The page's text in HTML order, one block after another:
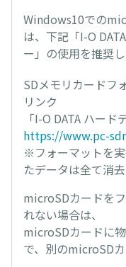
Windows10での
は、下記「I-O
ー」の使用を推奨し
SDメモリカード
リンク
「I-O DATA ハード
https://www.pc-
※フォーマットを
たデータは全て消去
microSDカードを
れない場合は、
microSDカードに
で、別のmicroSD